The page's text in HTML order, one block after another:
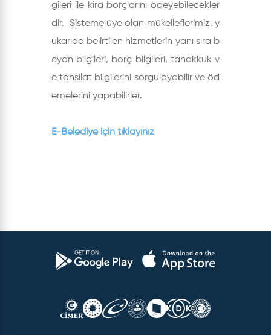
gileri ile kira borçlarını ödeyebilecekler
dir. Sisteme üye olan mükelleflerimiz, y
ukarıda belirtilen hizmetlerin yanı sıra b
eyan bilgileri, borç bilgileri, tahakkuk v
e tahsilat bilgilerini sorgulayabilir ve öd
emelerini yapabilirler.
E-Belediye için tıklayınız